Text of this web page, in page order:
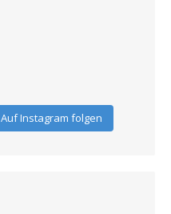
Auf Instagram folgen